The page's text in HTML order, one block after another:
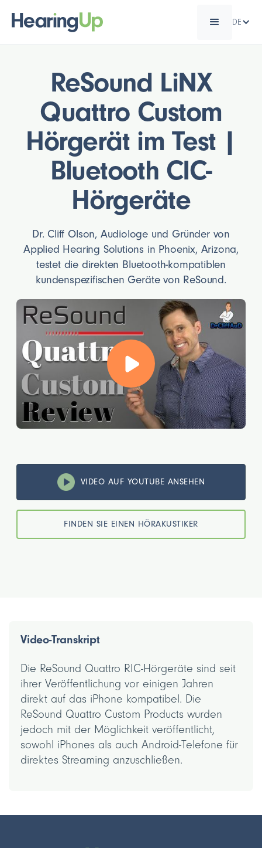
DE
ReSound LiNX
Quattro Custom
Hörgerät im Test |
Bluetooth CIC-
Hörgeräte
Dr. Cliff Olson, Audiologe und Gründer von
Applied Hearing Solutions in Phoenix, Arizona,
testet die direkten Bluetooth-kompatiblen
kundenspezifischen Geräte von ReSound.
VIDEO AUF YOUTUBE ANSEHEN
FINDEN SIE EINEN HÖRAKUSTIKER
Video-Transkript
Die ReSound Quattro RIC-Hörgeräte sind seit
ihrer Veröffentlichung vor einigen Jahren
direkt auf das iPhone kompatibel. Die
ReSound Quattro Custom Products wurden
jedoch mit der Möglichkeit veröffentlicht,
sowohl iPhones als auch Android-Telefone für
direktes Streaming anzuschließen.